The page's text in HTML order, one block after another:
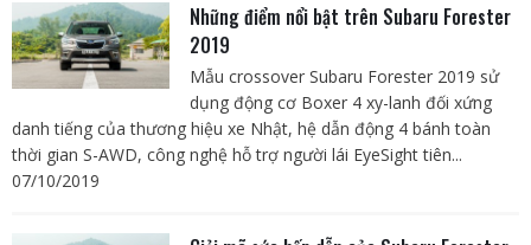
Những điểm nổi bật trên Subaru Forester
2019
Mẫu crossover Subaru Forester 2019 sử
dụng động cơ Boxer 4 xy-lanh đối xứng
danh tiếng của thương hiệu xe Nhật, hệ dẫn động 4 bánh toàn
thời gian S-AWD, công nghệ hỗ trợ người lái EyeSight tiên...
07/10/2019